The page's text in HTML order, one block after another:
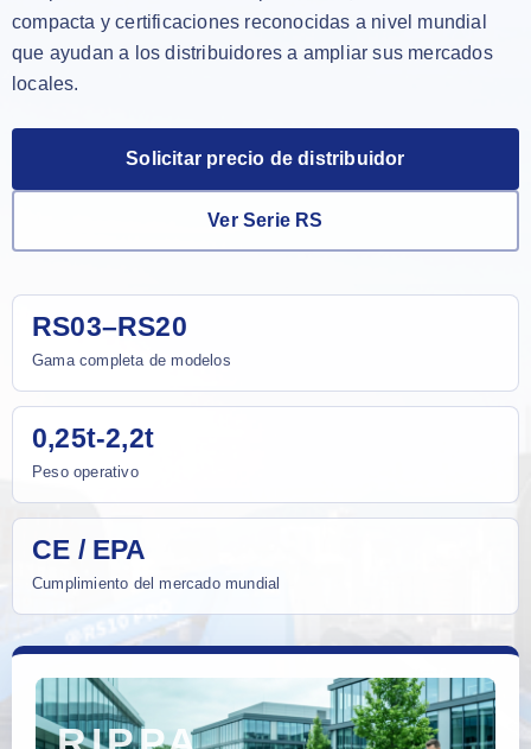
compacta y certificaciones reconocidas a nivel mundial
que ayudan a los distribuidores a ampliar sus mercados
locales.
Solicitar precio de distribuidor
Ver Serie RS
RS03–RS20
Gama completa de modelos
0,25t-2,2t
Peso operativo
CE / EPA
Cumplimiento del mercado mundial